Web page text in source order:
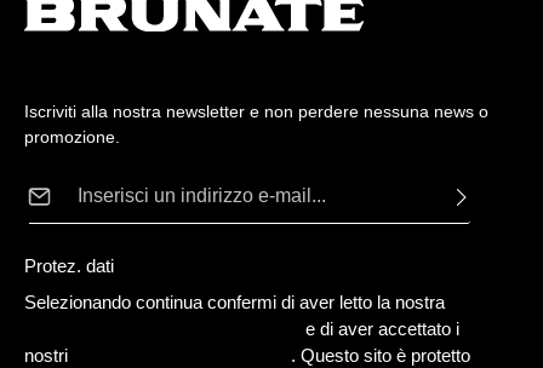
Iscriviti alla nostra newsletter e non perdere nessuna news o
promozione.
Protez. dati
Selezionando continua confermi di aver letto la nostra
e di aver accettato i
nostri
. Questo sito è protetto